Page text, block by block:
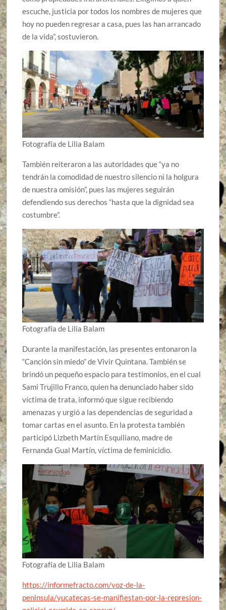
escuche, justicia por todos los nombres de mujeres que
hoy no pueden regresar a casa, pues las han arrancado
de la vida”, sostuvieron.
Fotografía de Lilia Balam
También reiteraron a las autoridades que “ya no
tendrán la comodidad de nuestro silencio ni la holgura
de nuestra omisión”, pues las mujeres seguirán
defendiendo sus derechos “hasta que la dignidad sea
costumbre”.
Fotografía de Lilia Balam
Durante la manifestación, las presentes entonaron la
“Canción sin miedo” de Vivir Quintana. También se
brindó un pequeño espacio para testimonios, en el cual
Sami Trujillo Franco, quien ha denunciado haber sido
víctima de trata, informó que sigue recibiendo
amenazas y urgió a las dependencias de seguridad a
tomar cartas en el asunto. En la protesta también
participó Lizbeth Martín Esquiliano, madre de
Fernanda Gual Martín, víctima de feminicidio.
Fotografía de Lilia Balam
https://informefracto.com/voz-de-la-
peninsula/yucatecas-se-manifiestan-por-la-represion-